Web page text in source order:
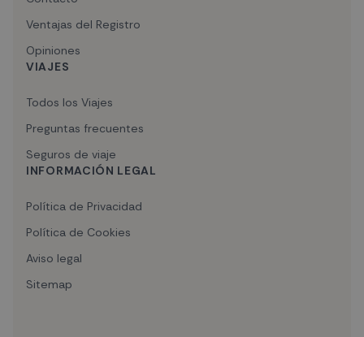
Ventajas del Registro
Opiniones
VIAJES
Todos los Viajes
Preguntas frecuentes
Seguros de viaje
INFORMACIÓN LEGAL
Política de Privacidad
Política de Cookies
Aviso legal
Sitemap